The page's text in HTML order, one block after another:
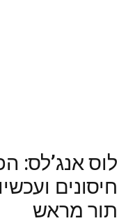
לוס אנג’לס:
חיסונים
תור מראש